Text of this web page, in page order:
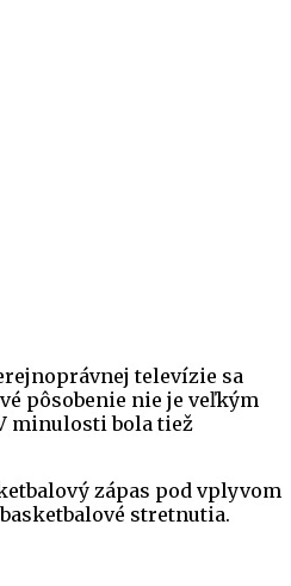
televízie sa
pôsobenie nie je veľkým
minulosti bola tiež
zápas pod vplyvom
stretnutia.